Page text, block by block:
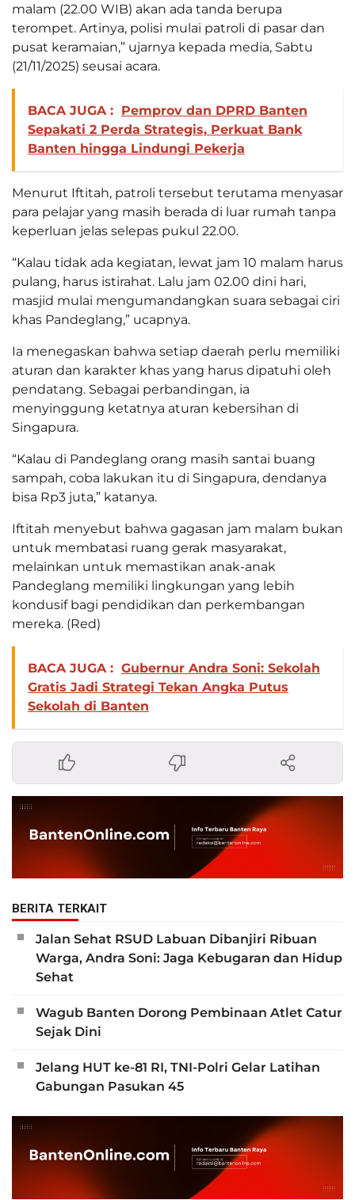
malam (22.00 WIB) akan ada tanda berupa
terompet. Artinya, polisi mulai patroli di pasar dan
pusat keramaian,” ujarnya kepada media, Sabtu
(21/11/2025) seusai acara.
BACA JUGA : Pemprov dan DPRD Banten
Sepakati 2 Perda Strategis, Perkuat Bank
Banten hingga Lindungi Pekerja
Menurut Iftitah, patroli tersebut terutama menyasar
para pelajar yang masih berada di luar rumah tanpa
keperluan jelas selepas pukul 22.00.
“Kalau tidak ada kegiatan, lewat jam 10 malam harus
pulang, harus istirahat. Lalu jam 02.00 dini hari,
masjid mulai mengumandangkan suara sebagai ciri
khas Pandeglang,” ucapnya.
Ia menegaskan bahwa setiap daerah perlu memiliki
aturan dan karakter khas yang harus dipatuhi oleh
pendatang. Sebagai perbandingan, ia
menyinggung ketatnya aturan kebersihan di
Singapura.
“Kalau di Pandeglang orang masih santai buang
sampah, coba lakukan itu di Singapura, dendanya
bisa Rp3 juta,” katanya.
Iftitah menyebut bahwa gagasan jam malam bukan
untuk membatasi ruang gerak masyarakat,
melainkan untuk memastikan anak-anak
Pandeglang memiliki lingkungan yang lebih
kondusif bagi pendidikan dan perkembangan
mereka. (Red)
BACA JUGA : Gubernur Andra Soni: Sekolah
Gratis Jadi Strategi Tekan Angka Putus
Sekolah di Banten
BERITA TERKAIT
Jalan Sehat RSUD Labuan Dibanjiri Ribuan
Warga, Andra Soni: Jaga Kebugaran dan Hidup
Sehat
Wagub Banten Dorong Pembinaan Atlet Catur
Sejak Dini
Jelang HUT ke-81 RI, TNI-Polri Gelar Latihan
Gabungan Pasukan 45